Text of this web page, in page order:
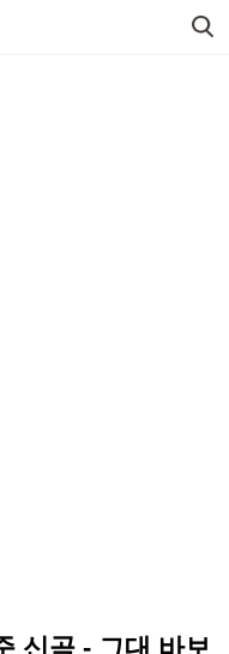
신곡 - 그대 바보